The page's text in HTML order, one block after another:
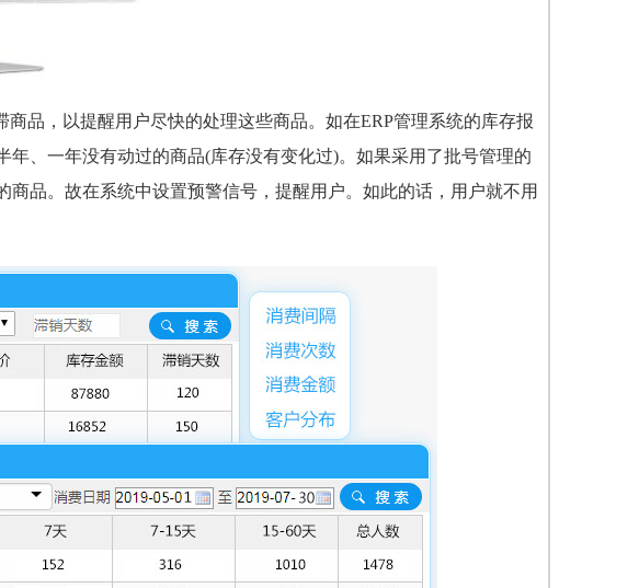
品，以提醒用户尽快的处理这些商品。如在ERP管理系统的库存报
、一年没有动过的商品(库存没有变化过)。如果采用了批号管理的
品。故在系统中设置预警信号，提醒用户。如此的话，用户就不用